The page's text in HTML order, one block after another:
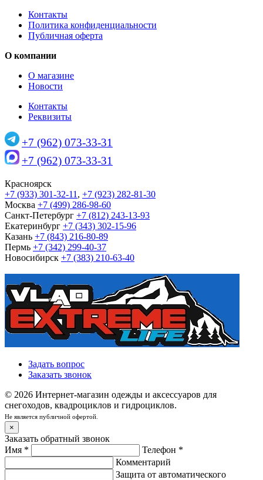
Контакты
Политика конфиденциальности
Публичная оферта
О компании
О магазине
Новости
Контакты
Реквизиты
+7 (962) 073-33-31
+7 (962) 073-33-31
Красноярск
+7 (933) 301-32-11 , +7 (923) 282-81-30
Москва +7 (499) 286-98-60
Санкт-Петербург +7 (812) 243-13-93
Екатеринбург +7 (343) 302-15-96
Казань +7 (843) 216-80-89
Пермь +7 (342) 299-40-37
Новосибирск +7 (383) 210-63-40
Задать вопрос
Заказать звонок
© 2026 Интернет-магазин одежды и аксессуаров для
снегоходов, квадроциклов и гидроциклов.
Не является публичной офертой.
×
Заказать обратный звонок
Имя * Телефон *
Комментарий
Защита от автоматического